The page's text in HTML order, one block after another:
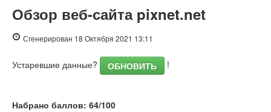
Обзор веб-сайта pixnet.net
Сгенерирован 18 Октября 2021 13:11
Устаревшие данные? ОБНОВИТЬ !
Набрано баллов: 64/100